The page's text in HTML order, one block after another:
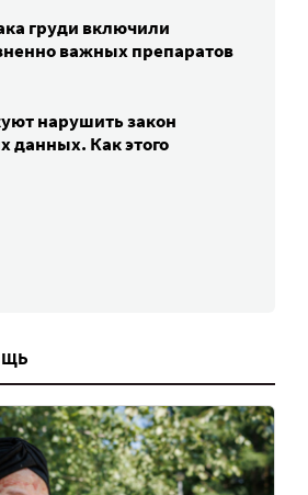
груди включили
важных препаратов
нарушить закон
данных. Как этого